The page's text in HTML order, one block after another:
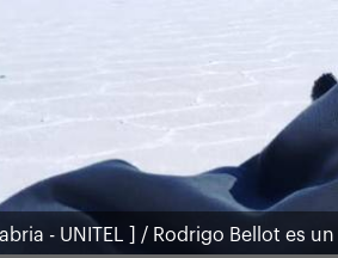
- UNITEL ] / Rodrigo Bellot es